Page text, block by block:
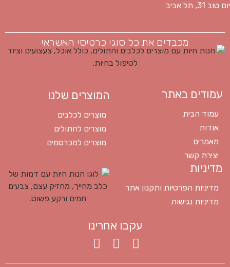
יום טוב 31, תל אביב
מכבדים את כל סוגי כרטיסי האשראי
עמודים באתר
עמוד הבית
אודות
מאמרים
יצירת קשר
המוצרים שלנו
מוצרים לכלבים
מוצרים לחתולים
מוצרים למכרסמים
מדיניות
מדיניות הפרטיות ותקנון אתר
מדיניות נגישות
עקבו אחרינו